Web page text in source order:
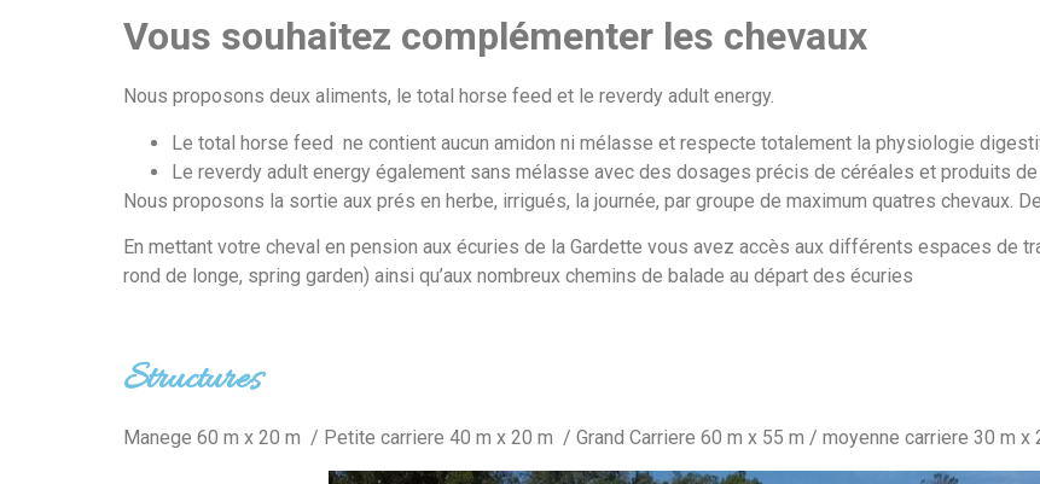
Vous souhaitez complémenter les chevaux
Nous proposons deux aliments, le total horse feed et le reverdy adult energy.
Le total horse feed ne contient aucun amidon ni mélasse et respecte totalement la physiologie
Le reverdy adult energy également sans mélasse avec des dosages précis de céréales et produits de
Nous proposons la sortie aux prés en herbe, irrigués, la journée, par groupe de maximum quatres chevaux.
En mettant votre cheval en pension aux écuries de la Gardette vous avez accès aux différents espaces de
rond de longe, spring garden) ainsi qu’aux nombreux chemins de balade au départ des écuries
Structures
Manege 60 m x 20 m / Petite carriere 40 m x 20 m / Grand Carriere 60 m x 55 m / moyenne carriere 30 m